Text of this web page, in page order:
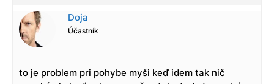
Doja
Účastník
to je problem pri pohybe myši keď idem tak nič